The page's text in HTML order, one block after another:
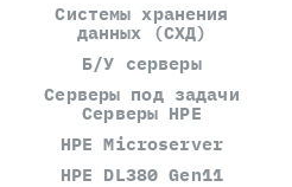
Системы хранения
данных (СХД)
Б/У серверы
Серверы под задачи
Серверы HPE
HPE Microserver
HPE DL380 Gen11